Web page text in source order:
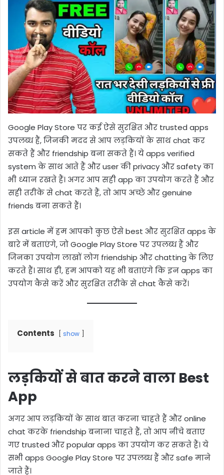
Google Play Store पर कई ऐसे सुरक्षित और trusted apps
उपलब्ध हैं, जिनकी मदद से आप लड़कियों के साथ chat कर
सकते हैं और friendship बना सकते हैं। ये apps verified
system के साथ आते हैं और user की privacy और safety का
भी ध्यान रखते हैं। अगर आप सही app का उपयोग करते हैं और
सही तरीके से chat करते हैं, तो आप अच्छे और genuine
friends बना सकते हैं।
इस article में हम आपको कुछ ऐसे best और सुरक्षित apps के
बारे में बताएंगे, जो Google Play Store पर उपलब्ध हैं और
जिनका उपयोग लाखों लोग friendship और chatting के लिए
करते हैं। साथ ही, हम आपको यह भी बताएंगे कि इन apps का
उपयोग कैसे करें और सुरक्षित तरीके से chat कैसे करें।
Contents show
लड़कियों से बात करने वाला Best
App
अगर आप लड़कियों के साथ बात करना चाहते हैं और online
chat करके friendship बनाना चाहते हैं, तो आप नीचे बताए
गए trusted और popular apps का उपयोग कर सकते हैं। ये
सभी apps Google Play Store पर उपलब्ध हैं और safe माने
जाते हैं।